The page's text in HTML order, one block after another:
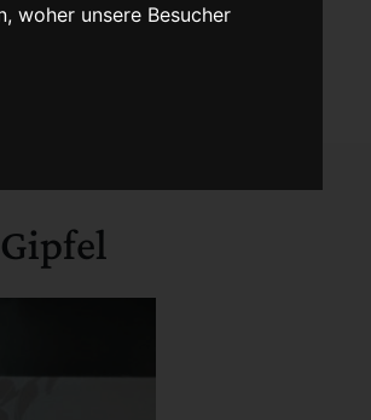
woher unsere Besucher